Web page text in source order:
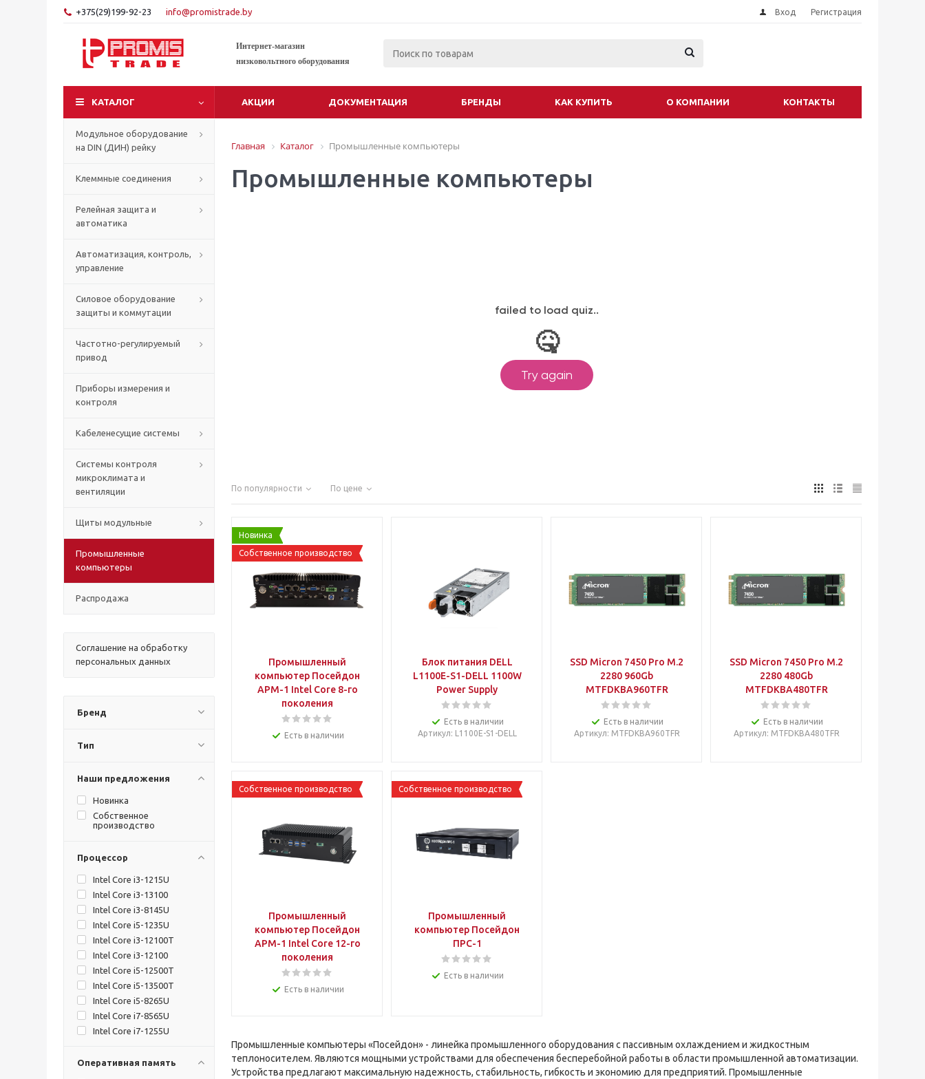
+375(29)199-92-23 info@promistrade.by Вход Регистрация
Интернет-магазин
низковольтного оборудования
КАТАЛОГ АКЦИИ ДОКУМЕНТАЦИЯ БРЕНДЫ КАК КУПИТЬ О КОМПАНИИ КОНТАКТЫ
Модульное оборудование
на DIN (ДИН) рейку
Клеммные соединения
Релейная защита и
автоматика
Автоматизация, контроль,
управление
Силовое оборудование
защиты и коммутации
Частотно-регулируемый
привод
Приборы измерения и
контроля
Кабеленесущие системы
Системы контроля
микроклимата и
вентиляции
Щиты модульные
Промышленные
компьютеры
Распродажа
Соглашение на обработку
персональных данных
Бренд
Тип
Наши предложения
Новинка
Собственное
производство
Процессор
Intel Core i3-1215U
Intel Core i3-13100
Intel Core i3-8145U
Intel Core i5-1235U
Intel Core i3-12100T
Intel Core i3-12100
Intel Core i5-12500T
Intel Core i5-13500T
Intel Core i5-8265U
Intel Core i7-8565U
Intel Core i7-1255U
Intel Core i7-13700T
Оперативная память
Главная Каталог Промышленные компьютеры
Промышленные компьютеры
По популярности По цене
Новинка
Собственное производство
Промышленный
компьютер Посейдон
АРМ-1 Intel Core 8-го
поколения
Есть в наличии
Блок питания DELL
L1100E-S1-DELL 1100W
Power Supply
Есть в наличии
Артикул: L1100E-S1-DELL
SSD Micron 7450 Pro M.2
2280 960Gb
MTFDKBA960TFR
Есть в наличии
Артикул: MTFDKBA960TFR
SSD Micron 7450 Pro M.2
2280 480Gb
MTFDKBA480TFR
Есть в наличии
Артикул: MTFDKBA480TFR
Собственное производство
Промышленный
компьютер Посейдон
АРМ-1 Intel Core 12-го
поколения
Есть в наличии
Собственное производство
Промышленный
компьютер Посейдон
ПРС-1
Есть в наличии
Промышленные компьютеры «Посейдон» - линейка промышленного оборудования с пассивным охлаждением и жидкостным
теплоносителем. Являются мощными устройствами для обеспечения бесперебойной работы в области промышленной автоматизации.
Устройства предлагают максимальную надежность, стабильность, гибкость и экономию для предприятий. Промышленные